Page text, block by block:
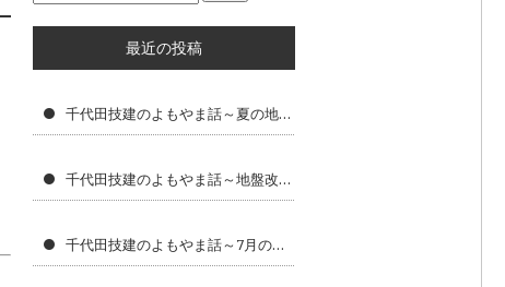
最近の投稿
千代田技建のよもやま話～夏の地盤改良工事で大切な現場管理と暑さ対策
千代田技建のよもやま話～地盤改良工事に求められる専門性とは
千代田技建のよもやま話～7月の地盤改良工事で気をつけたいポイント